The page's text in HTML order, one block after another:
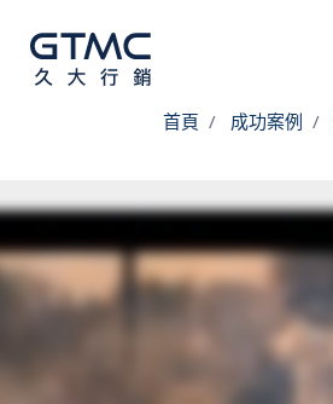
首頁 成功案例